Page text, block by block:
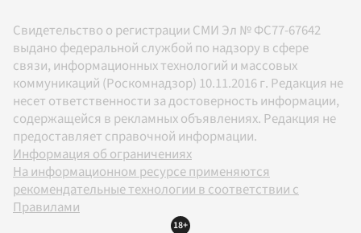
Свидетельство о регистрации СМИ Эл № ФС77-67642
выдано федеральной службой по надзору в сфере
связи, информационных технологий и массовых
коммуникаций (Роскомнадзор) 10.11.2016 г. Редакция не
несет ответственности за достоверность информации,
содержащейся в рекламных объявлениях. Редакция не
предоставляет справочной информации.
Информация об ограничениях
На информационном ресурсе применяются
рекомендательные технологии в соответствии с
Правилами
18+